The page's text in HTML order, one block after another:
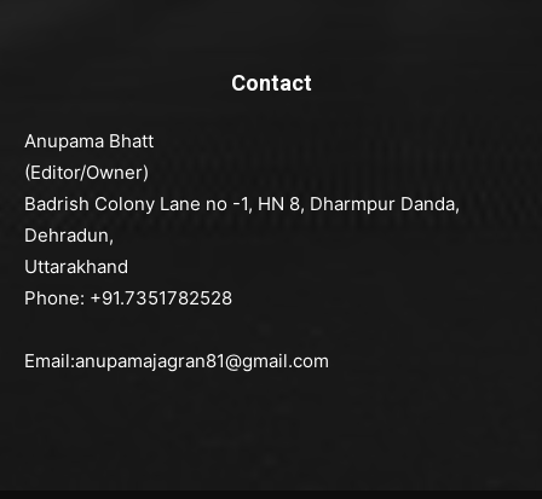
Contact
Anupama Bhatt
(Editor/Owner)
Badrish Colony Lane no -1, HN 8, Dharmpur Danda,
Dehradun,
Uttarakhand
Phone: +91.7351782528
Email:anupamajagran81@gmail.com